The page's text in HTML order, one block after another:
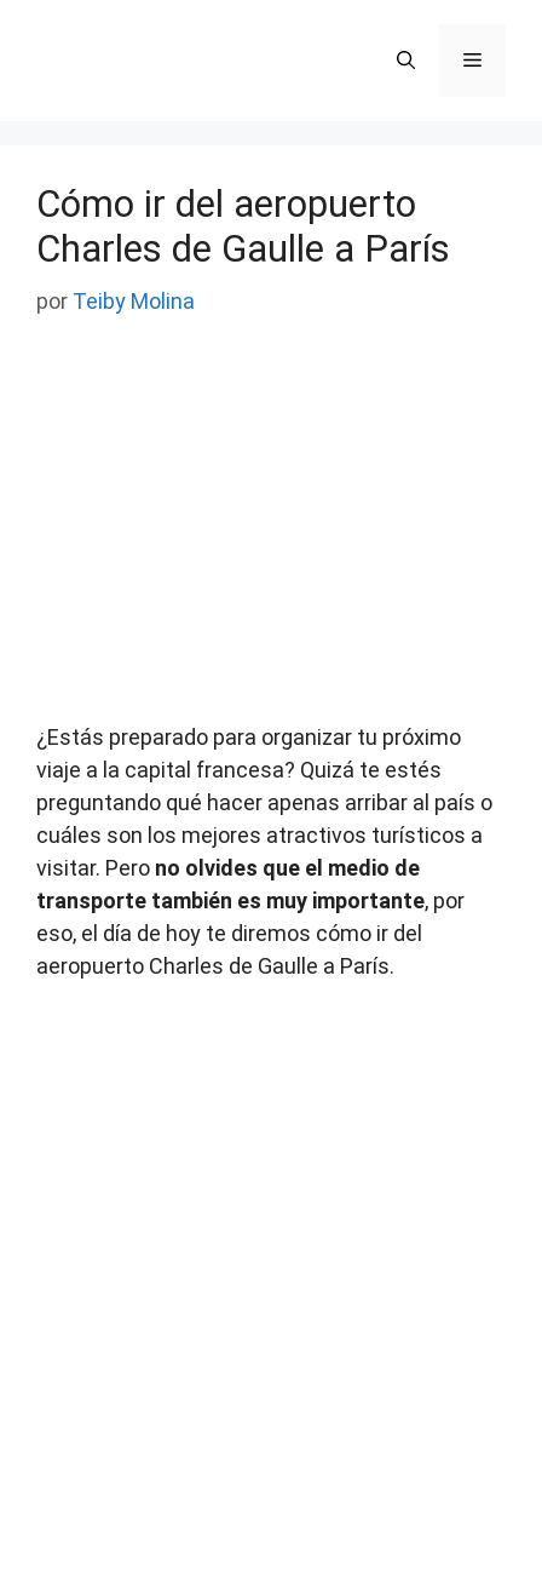
Menú
Cómo ir del aeropuerto
Charles de Gaulle a París
por Teiby Molina
¿Estás preparado para organizar tu próximo
viaje a la capital francesa? Quizá te estés
preguntando qué hacer apenas arribar al país o
cuáles son los mejores atractivos turísticos a
visitar. Pero no olvides que el medio de
transporte también es muy importante, por
eso, el día de hoy te diremos cómo ir del
aeropuerto Charles de Gaulle a París.